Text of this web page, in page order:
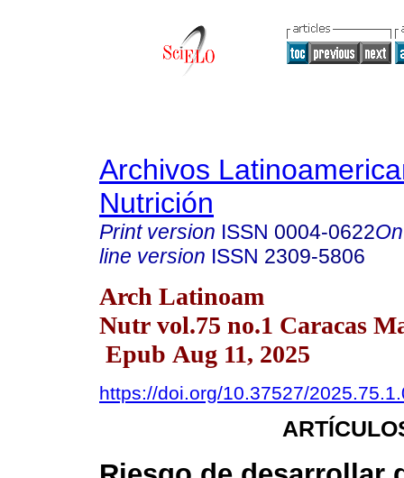
Archivos
Nutrición
Print version ISSN 0004-0622
line version ISSN 2309-5806
Arch Latinoam
Nutr vol.75 no.1 Caracas
Epub Aug 11, 2025
https://doi.org/10.37527/